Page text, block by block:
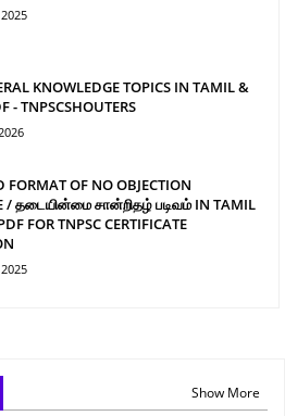
KNOWLEDGE TOPICS IN TAMIL &
- TNPSCSHOUTERS
FORMAT OF NO OBJECTION
/ தடையின்மை சான்றிதழ் படிவம் IN TAMIL
FOR TNPSC CERTIFICATE
Show More